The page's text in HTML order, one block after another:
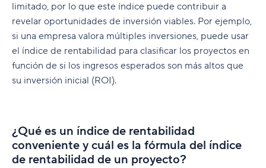
limitado, por lo que este índice puede contribuir a
revelar oportunidades de inversión viables. Por ejemplo,
si una empresa valora múltiples inversiones, puede usar
el índice de rentabilidad para clasificar los proyectos en
función de si los ingresos esperados son más altos que
su inversión inicial (ROI).
¿Qué es un índice de rentabilidad
conveniente y cuál es la fórmula del índice
de rentabilidad de un proyecto?